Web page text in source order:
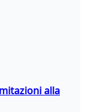
alla